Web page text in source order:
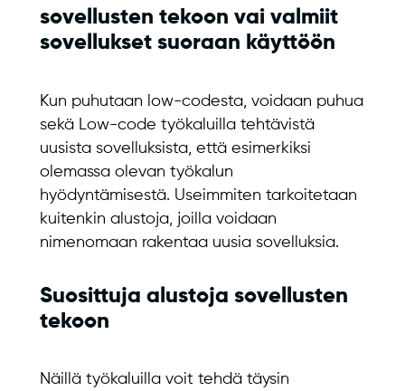
sovellusten tekoon vai valmiit
sovellukset suoraan käyttöön
Kun puhutaan low-codesta, voidaan puhua
sekä Low-code työkaluilla tehtävistä
uusista sovelluksista, että esimerkiksi
olemassa olevan työkalun
hyödyntämisestä. Useimmiten tarkoitetaan
kuitenkin alustoja, joilla voidaan
nimenomaan rakentaa uusia sovelluksia.
Suosittuja alustoja sovellusten
tekoon
Näillä työkaluilla voit tehdä täysin